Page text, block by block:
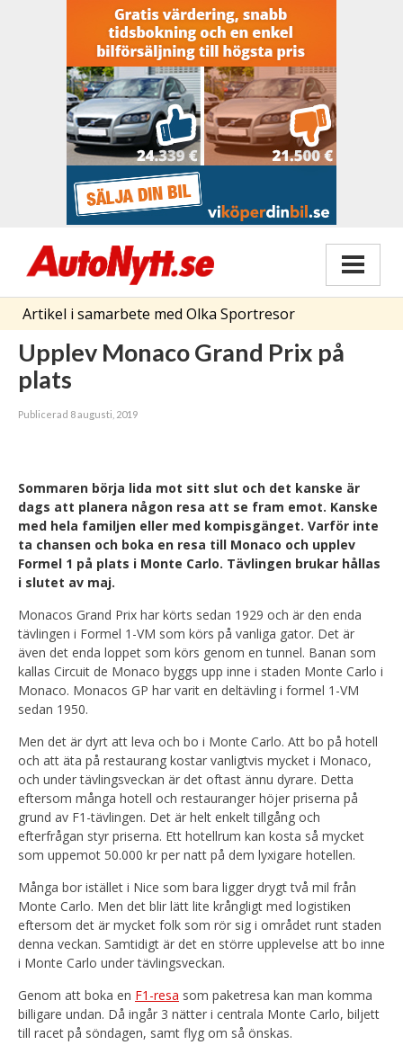
Artikel i samarbete med Olka Sportresor
Upplev Monaco Grand Prix på
plats
Publicerad 8 augusti, 2019
Sommaren börja lida mot sitt slut och det kanske är
dags att planera någon resa att se fram emot. Kanske
med hela familjen eller med kompisgänget. Varför inte
ta chansen och boka en resa till Monaco och upplev
Formel 1 på plats i Monte Carlo. Tävlingen brukar hållas
i slutet av maj.
Monacos Grand Prix har körts sedan 1929 och är den enda
tävlingen i Formel 1-VM som körs på vanliga gator. Det är
även det enda loppet som körs genom en tunnel. Banan som
kallas Circuit de Monaco byggs upp inne i staden Monte Carlo i
Monaco. Monacos GP har varit en deltävling i formel 1-VM
sedan 1950.
Men det är dyrt att leva och bo i Monte Carlo. Att bo på hotell
och att äta på restaurang kostar vanligtvis mycket i Monaco,
och under tävlingsveckan är det oftast ännu dyrare. Detta
eftersom många hotell och restauranger höjer priserna på
grund av F1-tävlingen. Det är helt enkelt tillgång och
efterfrågan styr priserna. Ett hotellrum kan kosta så mycket
som uppemot 50.000 kr per natt på dem lyxigare hotellen.
Många bor istället i Nice som bara ligger drygt två mil från
Monte Carlo. Men det blir lätt lite krångligt med logistiken
eftersom det är mycket folk som rör sig i området runt staden
denna veckan. Samtidigt är det en större upplevelse att bo inne
i Monte Carlo under tävlingsveckan.
Genom att boka en F1-resa som paketresa kan man komma
billigare undan. Då ingår 3 nätter i centrala Monte Carlo, biljett
till racet på söndagen, samt flyg om så önskas.